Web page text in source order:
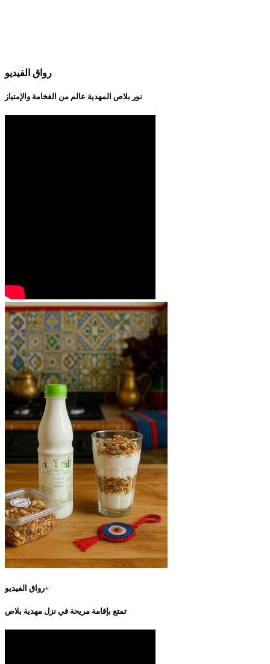
رواق الفيديو
نور بلاص المهدية عالم من الفخامة والإمتياز
رواق الفيديو+
تمتع بإقامة مريحة في نزل مهدية بلاص